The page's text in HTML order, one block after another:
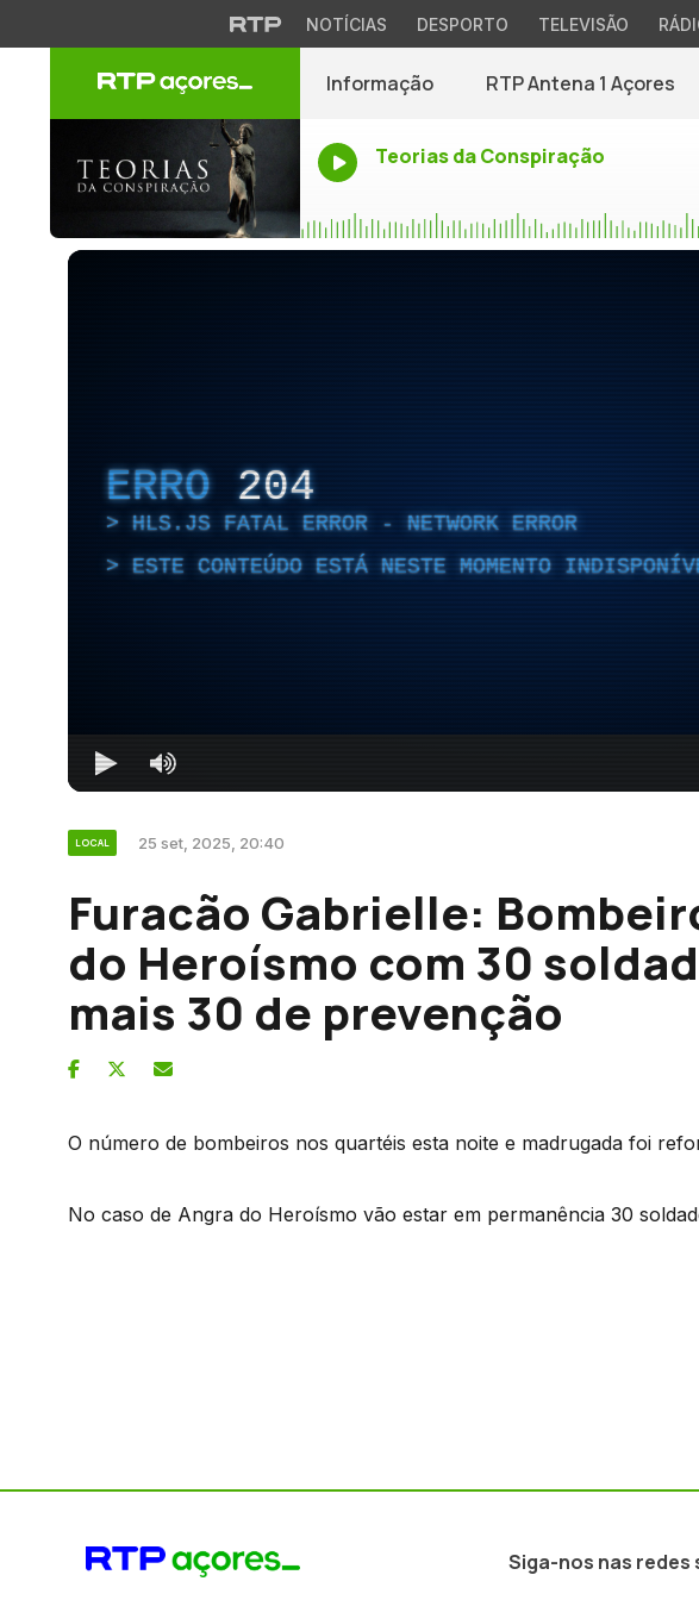
NOTÍCIAS DESPORTO TELEVISÃO
Informação RTP Antena 1 Açores
Teorias da Conspiração
ERRO 204
HLS.JS FATAL ERROR - NETWORK ERROR
ESTE CONTEÚDO ESTÁ NESTE MOMENTO
LOCAL 25 set, 2025, 20:40
Furacão Gabrielle:
do Heroísmo com 30
mais 30 de prevenção
O número de bombeiros nos quartéis esta noite e madrugada foi
No caso de Angra do Heroísmo vão estar em permanência 30
Siga-nos nas redes